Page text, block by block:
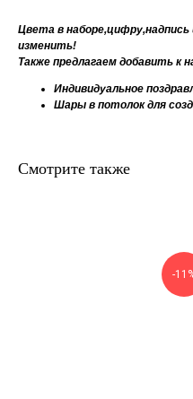
Цвета в
изменить!
Также предлагаем добавить к
Индивидуальное
Шары в потолок для
Смотрите также
-